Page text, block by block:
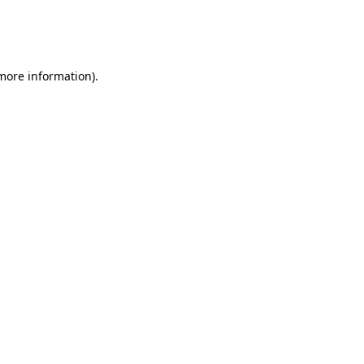
information).